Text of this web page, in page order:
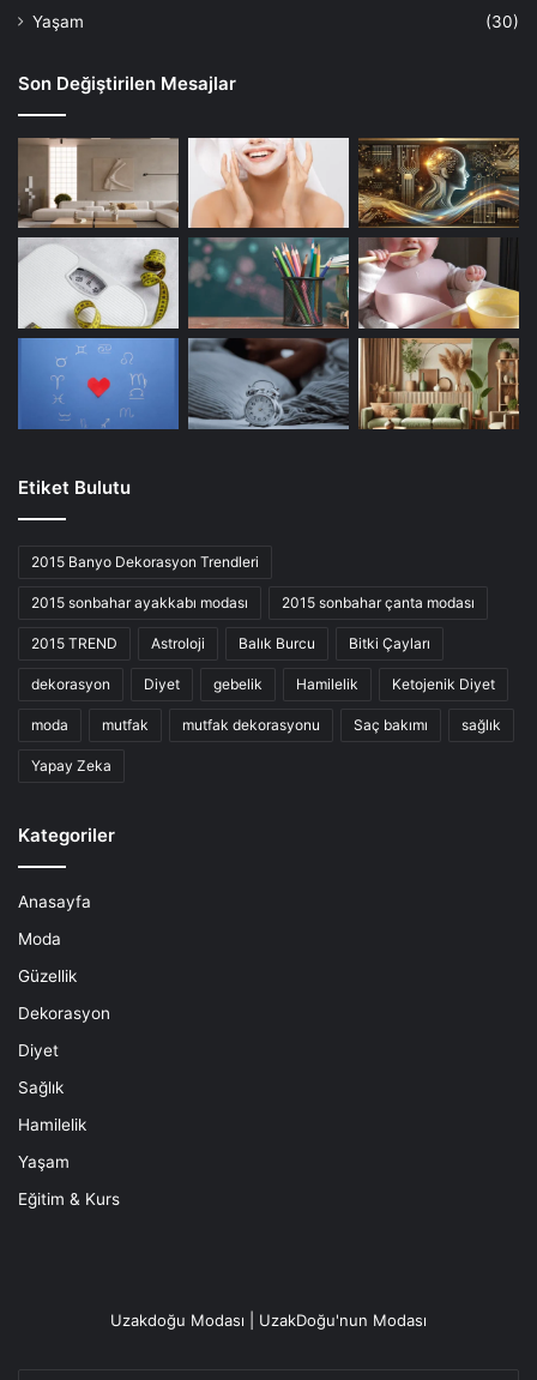
Yaşam
(30)
Son Değiştirilen Mesajlar
Etiket Bulutu
2015 Banyo Dekorasyon Trendleri
2015 sonbahar ayakkabı modası 2015 sonbahar çanta modası
2015 TREND Astroloji Balık Burcu Bitki Çayları
dekorasyon Diyet gebelik Hamilelik Ketojenik Diyet
moda mutfak mutfak dekorasyonu Saç bakımı sağlık
Yapay Zeka
Kategoriler
Anasayfa
Moda
Güzellik
Dekorasyon
Diyet
Sağlık
Hamilelik
Yaşam
Eğitim & Kurs
Uzakdoğu Modası | UzakDoğu'nun Modası